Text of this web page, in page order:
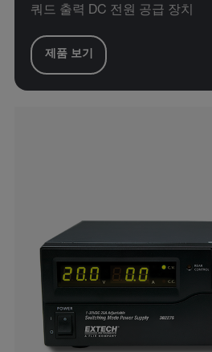
쿼드 출력 DC 전원 공급 장치
제품 보기